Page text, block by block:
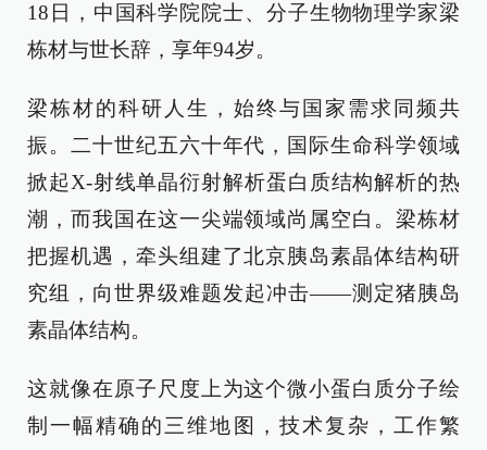
18日，中国科学院院士、分子生物物理学家梁
栋材与世长辞，享年94岁。
梁栋材的科研人生，始终与国家需求同频共
振。二十世纪五六十年代，国际生命科学领域
掀起X-射线单晶衍射解析蛋白质结构解析的热
潮，而我国在这一尖端领域尚属空白。梁栋材
把握机遇，牵头组建了北京胰岛素晶体结构研
究组，向世界级难题发起冲击——测定猪胰岛
素晶体结构。
这就像在原子尺度上为这个微小蛋白质分子绘
制一幅精确的三维地图，技术复杂，工作繁